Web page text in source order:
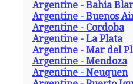
Argentine - Bahia
Argentine - Buenos
Argentine - Cordoba
Argentine - La Plata
Argentine - Mar del
Argentine - Mendoza
Argentine - Neuquen